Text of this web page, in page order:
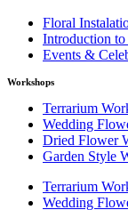
Floral
Introduction to
Events &
Workshops
Terrarium
Wedding
Dried Flower
Garden Style
Terrarium
Wedding